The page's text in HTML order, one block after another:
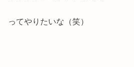
ってやりたいな（笑）